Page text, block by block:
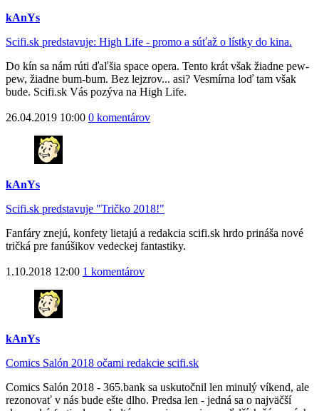
kAnYs
Scifi.sk predstavuje: High Life - promo a súťaž o lístky do kina.
Do kín sa nám rúti ďaľšia space opera. Tento krát však žiadne pew-
pew, žiadne bum-bum. Bez lejzrov... asi? Vesmírna loď tam však
bude. Scifi.sk Vás pozýva na High Life.
26.04.2019 10:00 0 komentárov
kAnYs
Scifi.sk predstavuje "Tričko 2018!"
Fanfáry znejú, konfety lietajú a redakcia scifi.sk hrdo prináša nové
tričká pre fanúšikov vedeckej fantastiky.
1.10.2018 12:00 1 komentárov
kAnYs
Comics Salón 2018 očami redakcie scifi.sk
Comics Salón 2018 - 365.bank sa uskutočnil len minulý víkend, ale
rezonovať v nás bude ešte dlho. Predsa len - jedná sa o najväčší